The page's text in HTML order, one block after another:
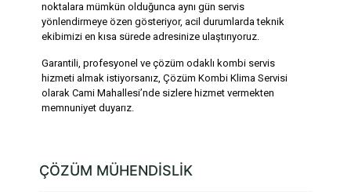
noktalara mümkün olduğunca aynı gün servis
yönlendirmeye özen gösteriyor, acil durumlarda teknik
ekibimizi en kısa sürede adresinize ulaştırıyoruz.
Garantili, profesyonel ve çözüm odaklı kombi servis
hizmeti almak istiyorsanız, Çözüm Kombi Klima Servisi
olarak Cami Mahallesi’nde sizlere hizmet vermekten
memnuniyet duyarız.
ÇÖZÜM MÜHENDİSLİK